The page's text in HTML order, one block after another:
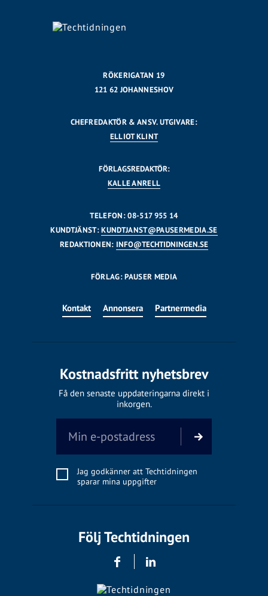
RÖKERIGATAN 19
121 62 JOHANNESHOV
CHEFREDAKTÖR & ANSV. UTGIVARE:
ELLIOT KLINT
FÖRLAGSREDAKTÖR:
KALLE ANRELL
TELEFON: 08-517 955 14
KUNDTJÄNST:KUNDTJANST@PAUSERMEDIA.SE
REDAKTIONEN: INFO@TECHTIDNINGEN.SE
FÖRLAG: PAUSER MEDIA
Kontakt Annonsera Partnermedia
Kostnadsfritt nyhetsbrev
Få den senaste uppdateringarna direkt i
inkorgen.
Jag godkänner att Techtidningen
sparar mina uppgifter
Följ Techtidningen